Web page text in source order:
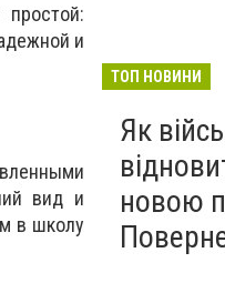
и
вид и
в школу
ТОП НОВИНИ
Як
новою